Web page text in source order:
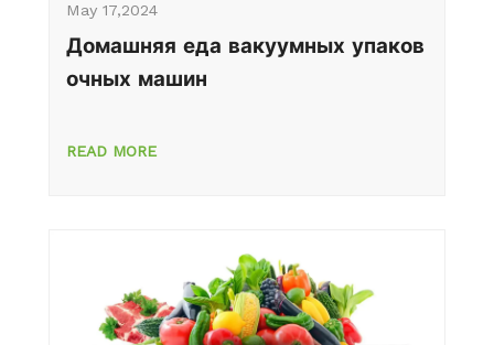
May 17,2024
Домашняя еда вакуумных упаков
очных машин
READ MORE